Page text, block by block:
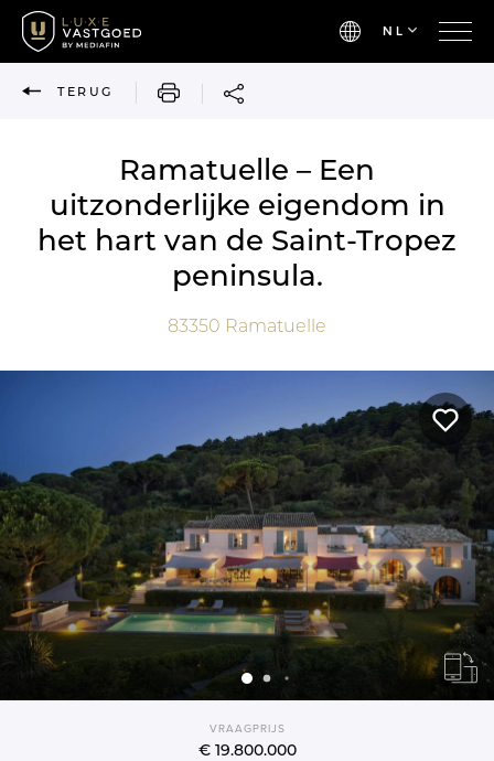
NL
TERUG AFDRUKKEN
Ramatuelle – Een
uitzonderlijke eigendom in
het hart van de Saint-Tropez
peninsula.
83350 Ramatuelle
VRAAGPRIJS
€ 19.800.000